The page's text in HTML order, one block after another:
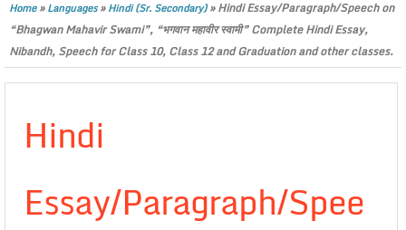
Home»Languages»Hindi (Sr. Secondary)»Hindi Essay/Paragraph/Speech on
“Bhagwan Mahavir Swami”, “भगवान महावीर स्वामी” Complete Hindi Essay,
Nibandh, Speech for Class 10, Class 12 and Graduation and other classes.
Hindi
Essay/Paragraph/Spee